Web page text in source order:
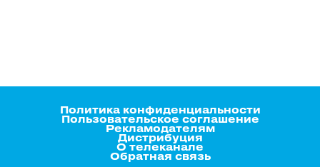
Политика конфиденциальности
Пользовательское соглашение
Рекламодателям
Дистрибуция
О телеканале
Обратная связь